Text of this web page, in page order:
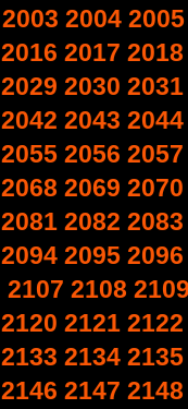
2003 2004 2005
2016 2017 2018
2029 2030 2031
2042 2043 2044
2055 2056 2057
2068 2069 2070
2081 2082 2083
2094 2095 2096
2107 2108
2120 2121 2122
2133 2134 2135
2146 2147 2148